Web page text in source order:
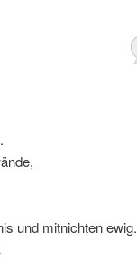
und mitnichten ewig.